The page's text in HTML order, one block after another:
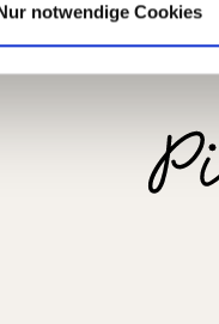
notwendige Cookies